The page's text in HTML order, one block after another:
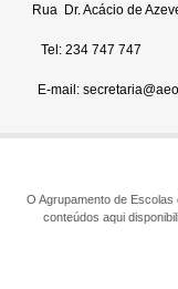
Rua Dr. Acácio de
Tel: 234 747 747
E-mail:
O Agrupamento de
conteúdos aqui